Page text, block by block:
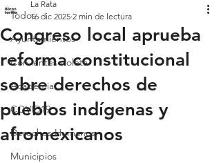
Todos
Ayuntamientos
Con lentes violeta
Academia
COVID19
Derechos Humanos
Municipios
Congreso local aprueba
reforma constitucional
sobre derechos de
pueblos indígenas y
afromexicanos
La Rata
16 dic 2025 2 min de lectura